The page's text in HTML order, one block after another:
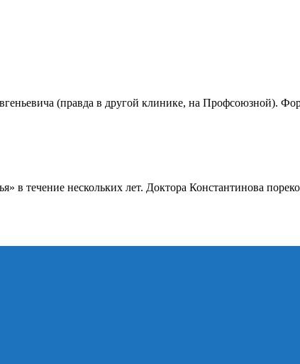
(правда в другой клинике, на Профсоюзной).
в течение нескольких лет. Доктора Константинова